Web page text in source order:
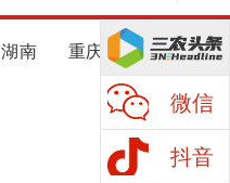
湖南 重庆 四川
微信
抖音